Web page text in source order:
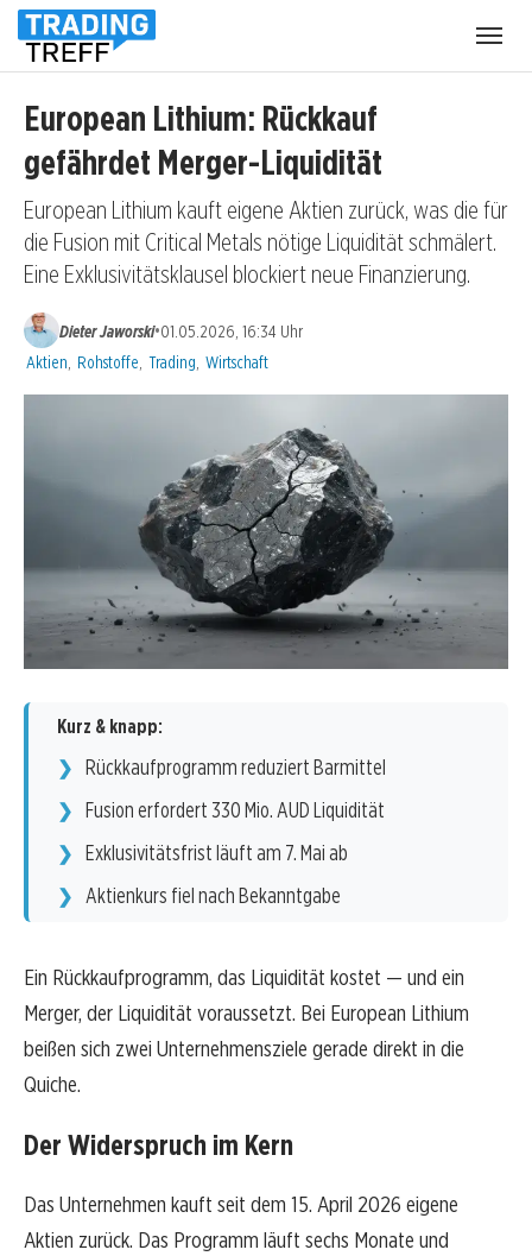
European Lithium: Rückkauf
gefährdet Merger-Liquidität
European Lithium kauft eigene Aktien zurück, was die für
die Fusion mit Critical Metals nötige Liquidität schmälert.
Eine Exklusivitätsklausel blockiert neue Finanzierung.
Dieter Jaworski•01.05.2026, 16:34 Uhr
Kategorien:
Aktien Rohstoffe Trading Wirtschaft
Kurz & knapp:
Rückkaufprogramm reduziert Barmittel
Fusion erfordert 330 Mio. AUD Liquidität
Exklusivitätsfrist läuft am 7. Mai ab
Aktienkurs fiel nach Bekanntgabe
Ein Rückkaufprogramm, das Liquidität kostet — und ein
Merger, der Liquidität voraussetzt. Bei European Lithium
beißen sich zwei Unternehmensziele gerade direkt in die
Quiche.
Der Widerspruch im Kern
Das Unternehmen kauft seit dem 15. April 2026 eigene
Aktien zurück. Das Programm läuft sechs Monate und